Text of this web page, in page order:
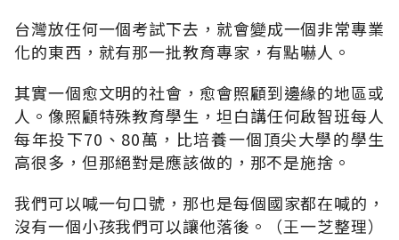
台灣放任何一個考試下去，就會變成一個非常專業
化的東西，就有那一批教育專家，有點嚇人。
其實一個愈文明的社會，愈會照顧到邊緣的地區或
人。像照顧特殊教育學生，坦白講任何啟智班每人
每年投下70、80萬，比培養一個頂尖大學的學生
高很多，但那絕對是應該做的，那不是施捨。
我們可以喊一句口號，那也是每個國家都在喊的，
沒有一個小孩我們可以讓他落後。（王一芝整理）